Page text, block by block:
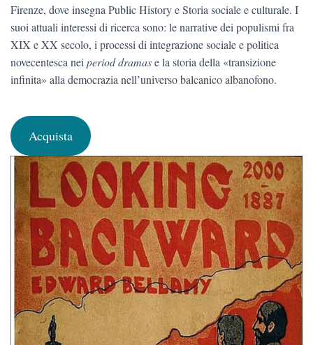
Firenze, dove insegna Public History e Storia sociale e culturale. I
suoi attuali interessi di ricerca sono: le narrative dei populismi fra
XIX e XX secolo, i processi di integrazione sociale e politica
novecentesca nei period dramase la storia della «transizione
infinita» alla democrazia nell’universo balcanico albanofono.
Acquista